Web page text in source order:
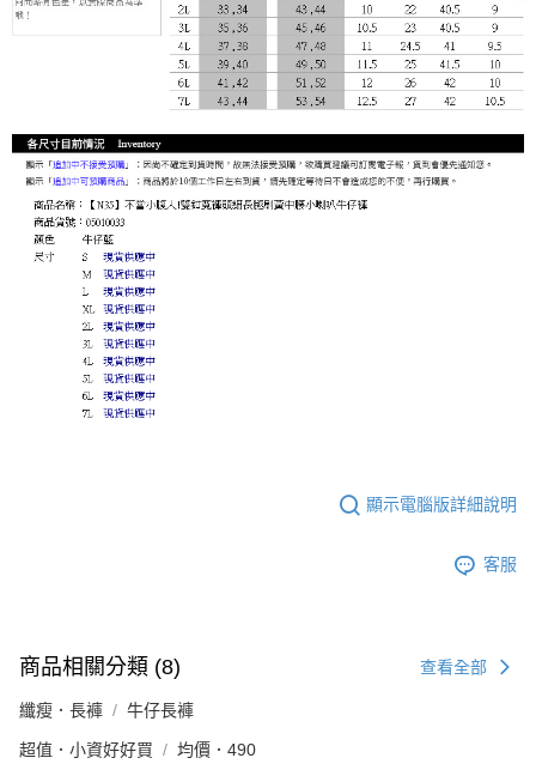
顯示電腦版詳細說明
客服
商品相關分類 (8) 查看全部
纖瘦．長褲 牛仔長褲
超值．小資好好買 均價．490